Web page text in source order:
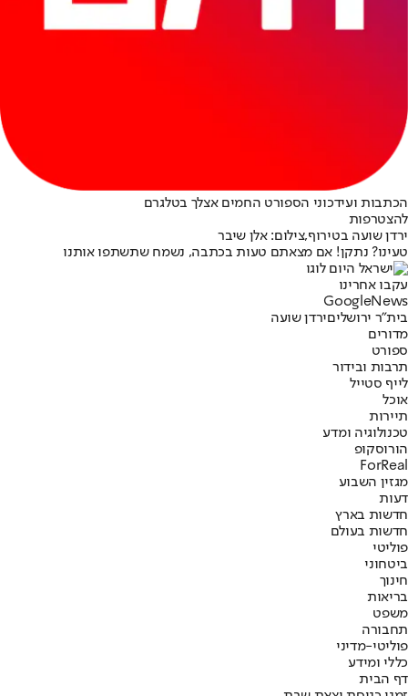
הכתבות ועידכוני הספורט החמים אצלך בטלגרם
להצטרפות
ירדן שועה בטירוף,צילום: אלן שיבר
טעינו? נתקן! אם מצאתם טעות בכתבה, נשמח שתשתפו אותנו
עקבו אחרינו
GoogleNews
בית"ר ירושליםירדן שועה
מדורים
ספורט
תרבות ובידור
לייף סטייל
אוכל
תיירות
טכנולוגיה ומדע
הורוסקופ
ForReal
מגזין השבוע
דעות
חדשות בארץ
חדשות בעולם
פוליטי
ביטחוני
חינוך
בריאות
משפט
תחבורה
פוליטי-מדיני
כללי ומידע
דף הבית